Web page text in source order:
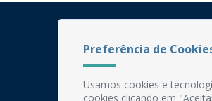
Preferência de
Usamos cookies e
cookies clicando em